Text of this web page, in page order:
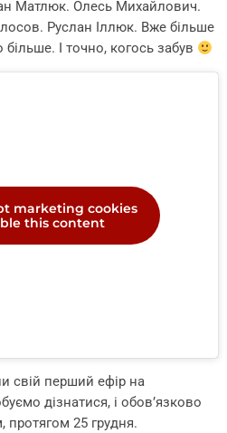
Матлюк. Олесь Михайлович.
Руслан Іллюк. Вже більше
І точно, когось забув
marketing cookies
this content
свій перший ефір на
дізнатися, і обов’язково
25 грудня.